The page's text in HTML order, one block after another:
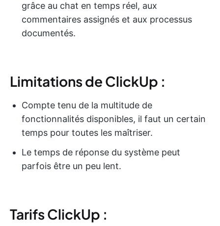
grâce au chat en temps réel, aux
commentaires assignés et aux processus
documentés.
Limitations de ClickUp :
Compte tenu de la multitude de
fonctionnalités disponibles, il faut un certain
temps pour toutes les maîtriser.
Le temps de réponse du système peut
parfois être un peu lent.
Tarifs ClickUp :